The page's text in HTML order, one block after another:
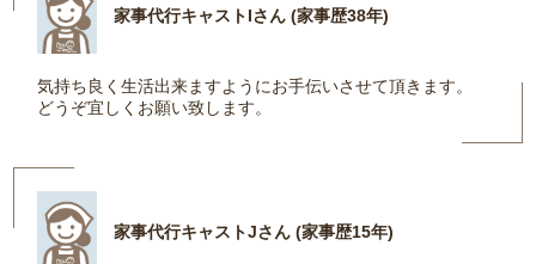
家事代行キャストIさん (家事歴38年)
気持ち良く生活出来ますようにお手伝いさせて頂きます。
どうぞ宜しくお願い致します。
家事代行キャストJさん (家事歴15年)